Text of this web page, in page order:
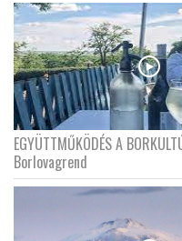
EGYÜTTMŰKÖDÉS A
Borlovagrend